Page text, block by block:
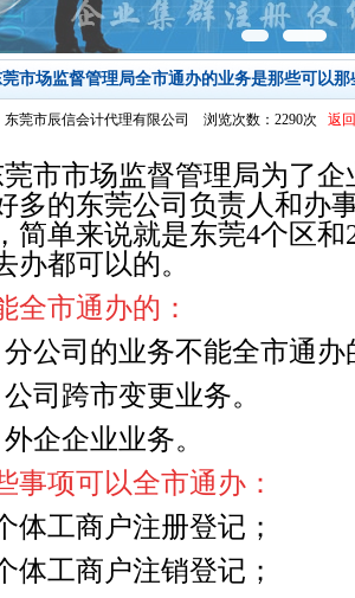
市场监督管理局全市通办的业务是那些可以那
东莞市辰信会计代理有限公司 浏览次数：2290次 返回
市市场监督管理局为了
多的东莞公司负责人和办
简单来说就是东莞4个区
办都可以的。
全市通办的：
分公司的业务不能全市通办
公司跨市变更业务。
企企业业务。
事项可以全市通办：
体工商户注册登记；
体工商户注销登记；